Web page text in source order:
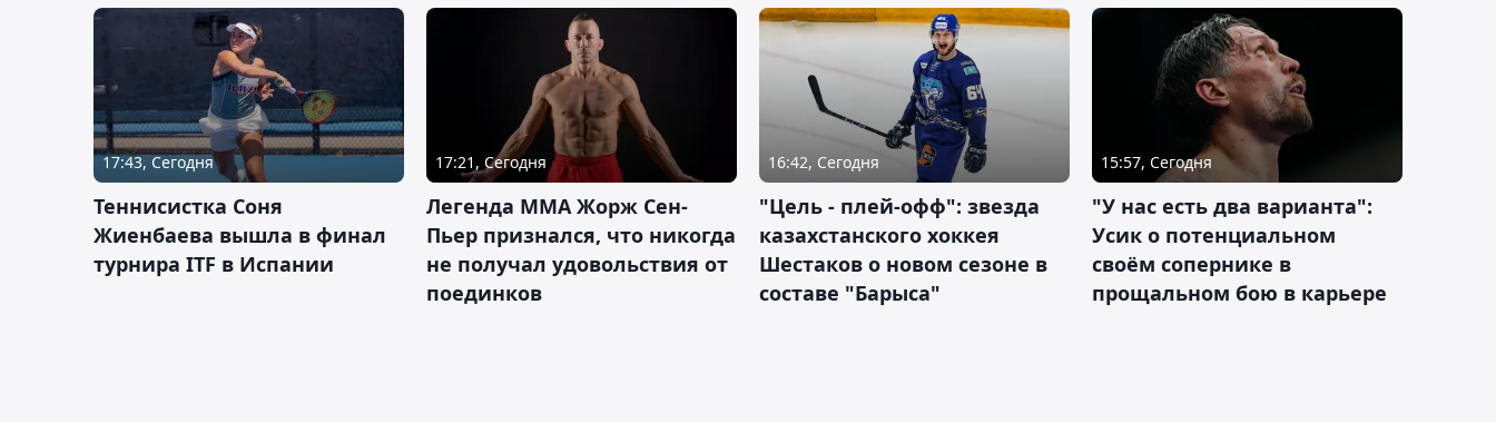
17:43, Сегодня
Теннисистка Соня
Жиенбаева вышла в финал
турнира ITF в Испании
17:21, Сегодня
Легенда ММА Жорж Сен-
Пьер признался, что никогда
не получал удовольствия от
поединков
16:42, Сегодня
"Цель - плей-офф": звезда
казахстанского хоккея
Шестаков о новом сезоне в
составе "Барыса"
15:57, Сегодня
"У нас есть два варианта":
Усик о потенциальном
своём сопернике в
прощальном бою в карьере